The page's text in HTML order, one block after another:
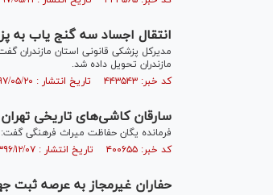
انتقال اجساد سه گنج یاب
مدیرکل پزشکی قانونی استان مازندران
مازندران تحویل داده شد.
کد خبر: ۴۴۳۵۴۳ تاریخ انتشار : ۱۳۹۷/۰۵/۲۰
سارقان کاشی‌های تاریخی تهران بازداشت شدند/ ۵۷ هزار شی
فرمانده یگان حفاظت میراث فرهنگی
کد خبر: ۴۰۰۶۵۵ تاریخ انتشار : ۱۳۹۶/۱۲/۰۷
حفاران غیرمجاز به عرصه